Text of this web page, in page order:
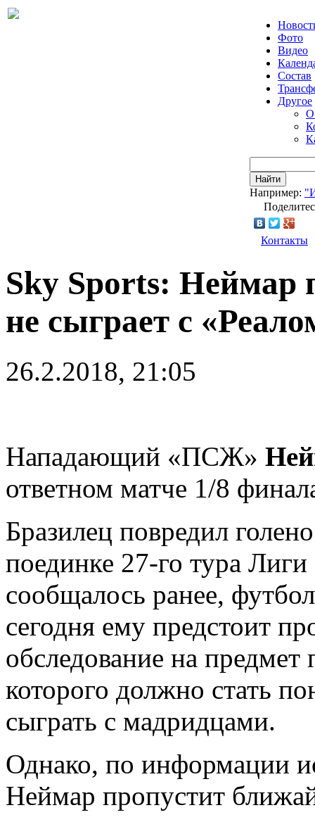
Фото
Видео
Состав
Другое
О
Найти
Например:
Контакты
Sky Sports: Неймар
не сыграет с
26.2.2018, 21:05
Нападающий «ПСЖ»
ответном матче 1/8
Бразилец повредил
поединке 27-го тура
сообщалось ранее,
сегодня ему предстоит
обследование на
которого должно стать
сыграть с мадридцами.
Однако, по информации
Неймар пропустит